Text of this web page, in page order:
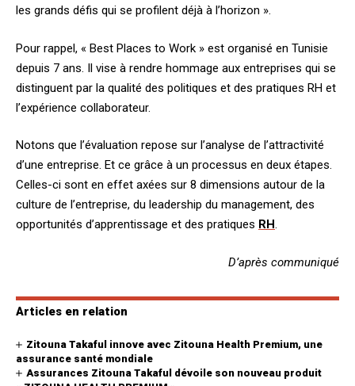
les grands défis qui se profilent déjà à l’horizon ».
Pour rappel, « Best Places to Work » est organisé en Tunisie
depuis 7 ans. Il vise à rendre hommage aux entreprises qui se
distinguent par la qualité des politiques et des pratiques RH et
l’expérience collaborateur.
Notons que l’évaluation repose sur l’analyse de l’attractivité
d’une entreprise. Et ce grâce à un processus en deux étapes.
Celles-ci sont en effet axées sur 8 dimensions autour de la
culture de l’entreprise, du leadership du management, des
opportunités d’apprentissage et des pratiques RH.
D’après communiqué
Articles en relation
Zitouna Takaful innove avec Zitouna Health Premium, une
assurance santé mondiale
Assurances Zitouna Takaful dévoile son nouveau produit